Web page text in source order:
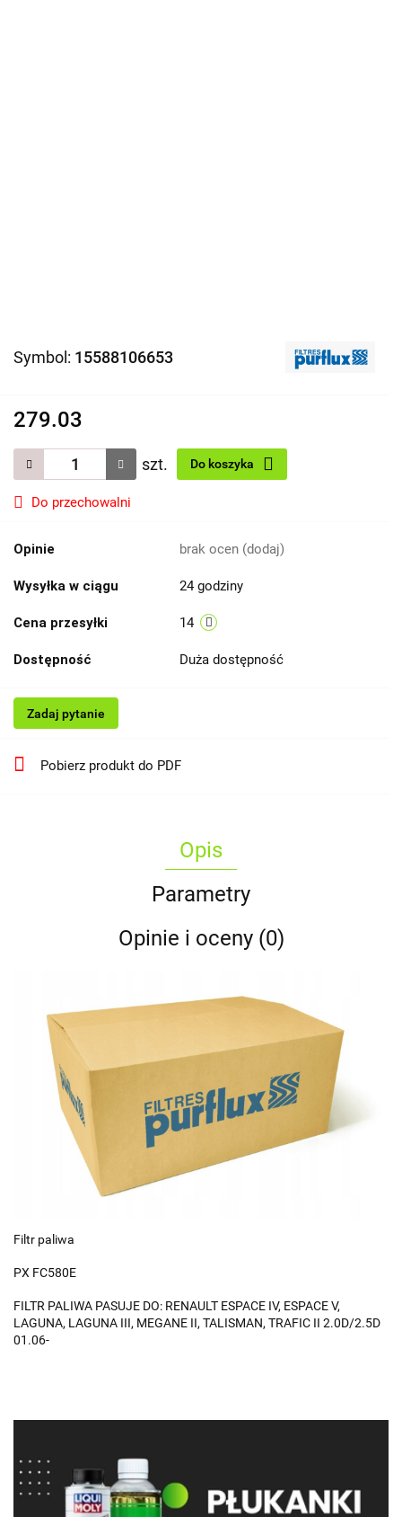
Symbol: 15588106653
279.03
szt. Do koszyka
Do przechowalni
Opinie brak ocen (dodaj)
Wysyłka w ciągu 24 godziny
Cena przesyłki 14
Dostępność Duża dostępność
Zadaj pytanie
Pobierz produkt do PDF
Opis
Parametry
Opinie i oceny (0)
Filtr paliwa
PX FC580E
FILTR PALIWA PASUJE DO: RENAULT ESPACE IV, ESPACE V,
LAGUNA, LAGUNA III, MEGANE II, TALISMAN, TRAFIC II 2.0D/2.5D
01.06-